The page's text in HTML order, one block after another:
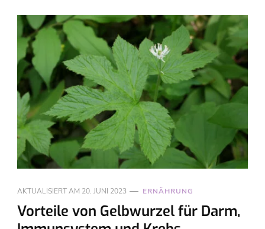
AKTUALISIERT AM 20. JUNI 2023 ERNÄHRUNG
Vorteile von Gelbwurzel für Darm,